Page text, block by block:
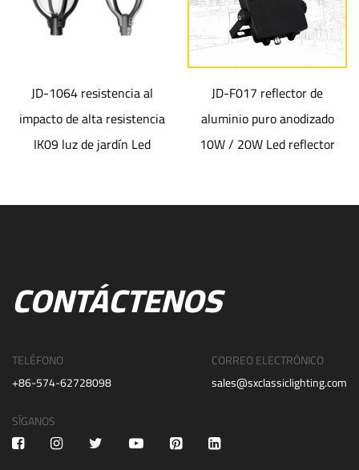
JD-1064 resistencia al
de alta resistencia
IK09 luz de jardín Led
JD-F017 reflector de
aluminio puro anodizado
10W / 20W Led reflector
CONTÁCTENOS
TELÉFONO
+86-574-62728098
CORREO ELECTRÓNICO
sales@sxclassiclighting.com
SÍGANOS